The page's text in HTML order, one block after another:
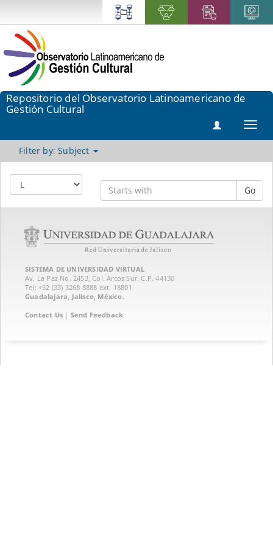
Repositorio del Observatorio Latinoamericano de
Gestión Cultural
Filter by: Subject
Go
SISTEMA DE UNIVERSIDAD VIRTUAL
Av. La Paz No. 2453, Col. Arcos Sur. C.P. 44130
Tel: +52 (33) 3268 8888‏ ext. 18801
Guadalajara, Jalisco, México.
Contact Us | Send Feedback